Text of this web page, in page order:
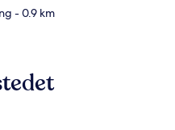
- 0.9 km